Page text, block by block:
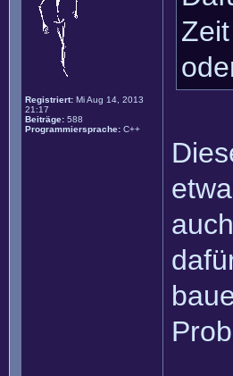
Registriert: Mi Aug 14, 2013
21:17
Beiträge: 588
Programmiersprache: C++